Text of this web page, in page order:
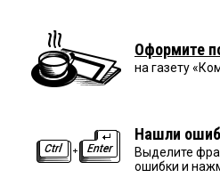
Оформите
на газету
Нашли
Выделите
ошибки и